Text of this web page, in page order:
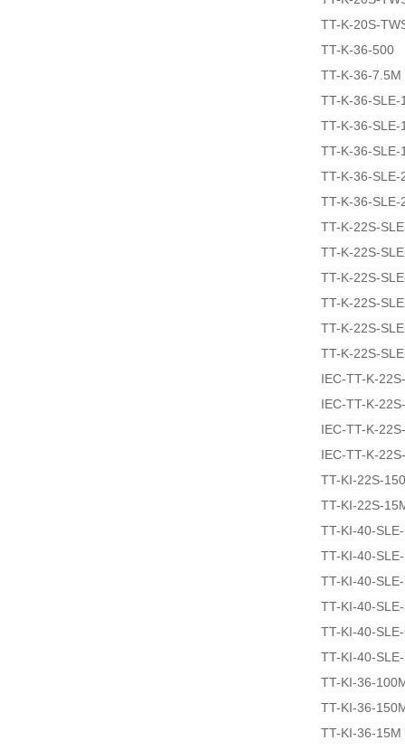
TT-K-20S-
TT-K-36-500
TT-K-36-7.5M
TT-K-36-SLE-
TT-K-36-SLE-
TT-K-36-SLE-
TT-K-36-SLE-
TT-K-36-SLE-
TT-K-22S-
TT-K-22S-
TT-K-22S-
TT-K-22S-
TT-K-22S-
TT-K-22S-
IEC-TT-K-
IEC-TT-K-
IEC-TT-K-
IEC-TT-K-
TT-KI-22S-
TT-KI-22S-
TT-KI-40-
TT-KI-40-
TT-KI-40-
TT-KI-40-
TT-KI-40-
TT-KI-40-
TT-KI-36-
TT-KI-36-
TT-KI-36-15M